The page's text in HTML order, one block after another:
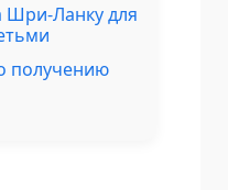
Шри-Ланку для
получению